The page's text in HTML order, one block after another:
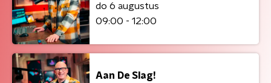
do 6 augustus
09:00 - 12:00
Aan De Slag!